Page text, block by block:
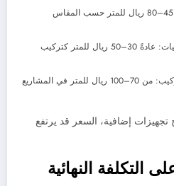
أسعار بورسلين محجوب: غالبًا 45–80 ريال للمتر حسب المقاس
أسعار تركيب البورسلين للأرضيات: عادةً 30–50 ريال للمتر كتركيب
سعر متر البورسلين شاملاً التركيب: من 70–100 ريال للمتر في المشاريع
تجهيزات إضافية، السعر قد يرتفع
التكلفة النهائية